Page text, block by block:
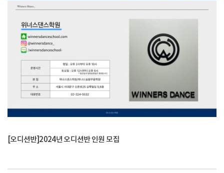
[오디션반]2024년 오디션반 인원 모집